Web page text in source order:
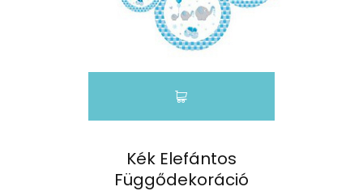
Kék Elefántos
Függődekoráció